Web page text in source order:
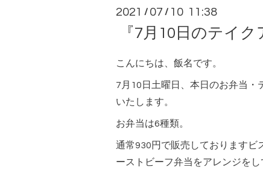
2021 / 07 / 10 11:38
『7月10日のテイク
こんにちは、飯名です。
7月10日土曜日、本日のお弁当・
いたします。
お弁当は6種類。
通常930円で販売しておりますビ
ーストビーフ弁当をアレンジを